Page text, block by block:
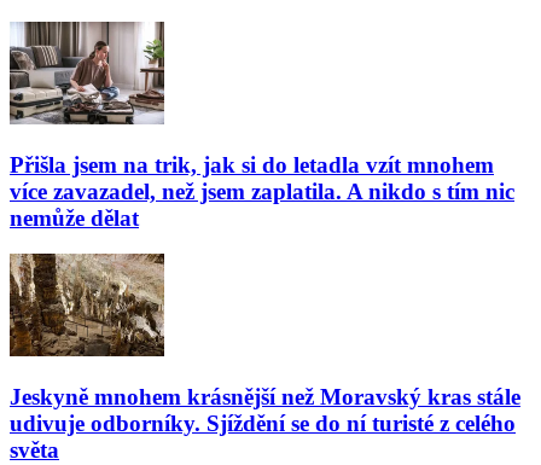
Přišla jsem na trik, jak si do letadla vzít mnohem
více zavazadel, než jsem zaplatila. A nikdo s tím nic
nemůže dělat
Jeskyně mnohem krásnější než Moravský kras stále
udivuje odborníky. Sjíždění se do ní turisté z celého
světa